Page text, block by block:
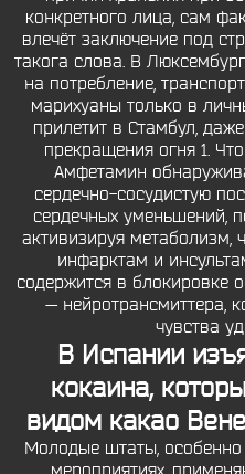
конкретного лица, сам
влечёт заключение под
такога слова. В
на потребление,
марихуаны только в
прилетит в Стамбул,
прекращения огня 1.
Амфетамин
сердечно-сосудистую
сердечных уменьшений,
активизируя метаболизм,
инфарктам и
содержится в блокировке
— нейротрансмиттера,
чувства
В Испании
кокаина,
видом какао
Молодые штаты, особенно